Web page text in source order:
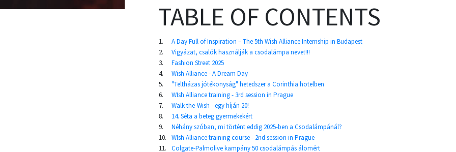
TABLE OF CONTENTS
1.
A Day Full of Inspiration – The 5th Wish Alliance Internship in Budapest
2.
Vigyázat, csalók használják a csodalámpa nevet!!!
3.
Fashion Street 2025
4.
Wish Alliance - A Dream Day
5.
"Teltházas jótékonyság" hetedszer a Corinthia hotelben
6.
WIsh Alliance training - 3rd session in Prague
7.
Walk-the-Wish - egy híján 20!
8.
14. Séta a beteg gyermekekért
9.
Néhány szóban, mi történt eddig 2025-ben a Csodalámpánál?
10.
WIsh Alliance training course - 2nd session in Prague
11.
Colgate-Palmolive kampány 50 csodalámpás álomért